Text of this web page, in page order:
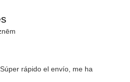
rápido el envío, me ha